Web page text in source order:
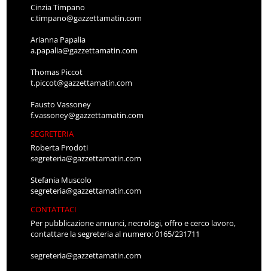
Cinzia Timpano
c.timpano@gazzettamatin.com
Arianna Papalia
a.papalia@gazzettamatin.com
Thomas Piccot
t.piccot@gazzettamatin.com
Fausto Vassoney
f.vassoney@gazzettamatin.com
SEGRETERIA
Roberta Prodoti
segreteria@gazzettamatin.com
Stefania Muscolo
segreteria@gazzettamatin.com
CONTATTACI
Per pubblicazione annunci, necrologi, offro e cerco lavoro,
contattare la segreteria al numero: 0165/231711
segreteria@gazzettamatin.com